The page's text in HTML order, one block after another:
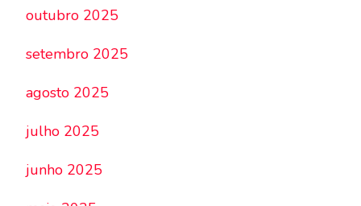
outubro 2025
setembro 2025
agosto 2025
julho 2025
junho 2025